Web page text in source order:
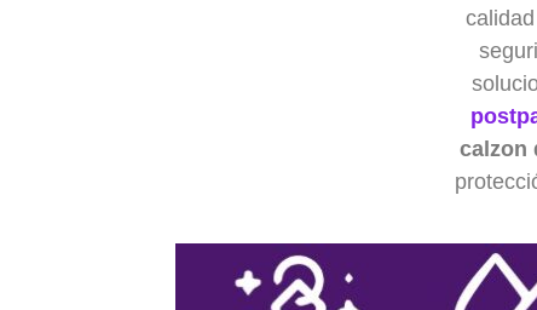
calzon